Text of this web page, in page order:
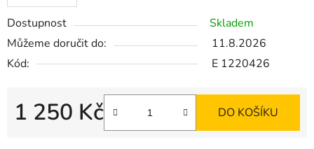
Dostupnost
Skladem
Můžeme doručit do:
11.8.2026
Kód:
E 1220426
1 250 Kč DO KOŠÍKU